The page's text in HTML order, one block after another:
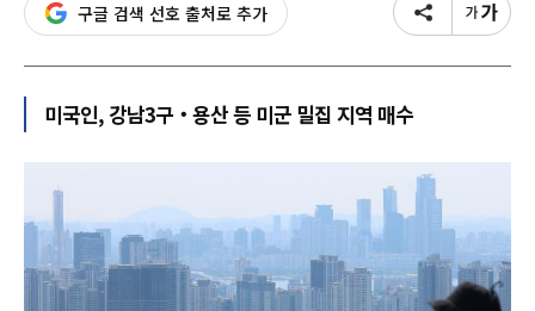
구글 검색 선호 출처로 추가
미국인, 강남3구‧용산 등 미군 밀집 지역 매수